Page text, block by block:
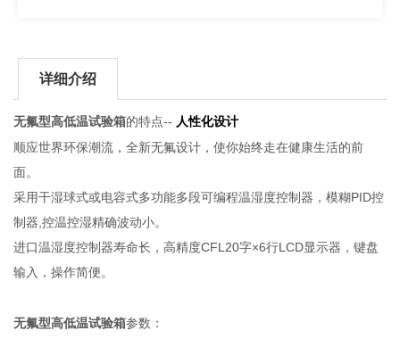
详细介绍
无氟型高低温试验箱的特点-- 人性化设计
顺应世界环保潮流，全新无氟设计，使你始终走在健康生活的前
面。
采用干湿球式或电容式多功能多段可编程温湿度控制器，模糊PID控
制器,控温控湿精确波动小。
进口温湿度控制器寿命长，高精度CFL20字×6行LCD显示器，键盘
输入，操作简便。
无氟型高低温试验箱参数：